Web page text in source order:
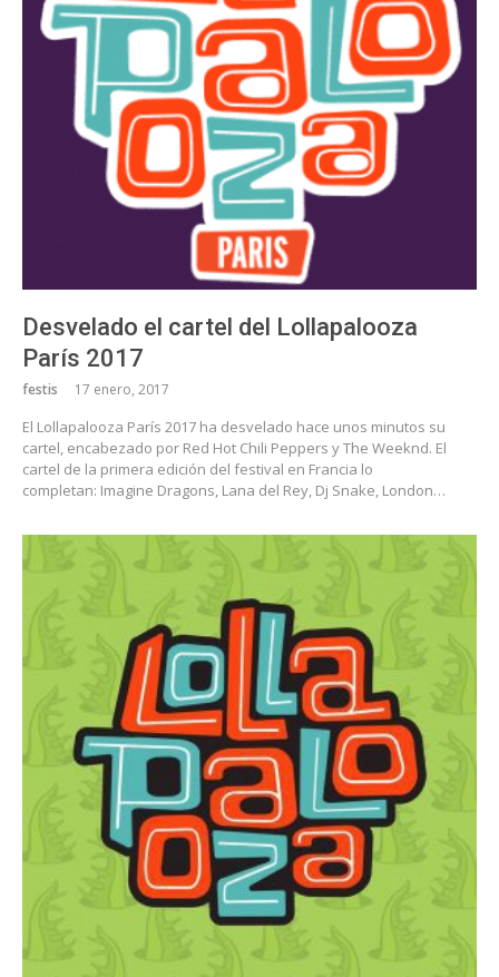
Desvelado el cartel del Lollapalooza
París 2017
festis 17 enero, 2017
El Lollapalooza París 2017 ha desvelado hace unos minutos su
cartel, encabezado por Red Hot Chili Peppers y The Weeknd. El
cartel de la primera edición del festival en Francia lo
completan: Imagine Dragons, Lana del Rey, Dj Snake, London…